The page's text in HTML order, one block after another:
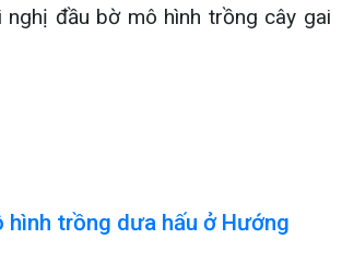
đầu bờ mô hình trồng cây gai
hình trồng dưa hấu ở Hướng